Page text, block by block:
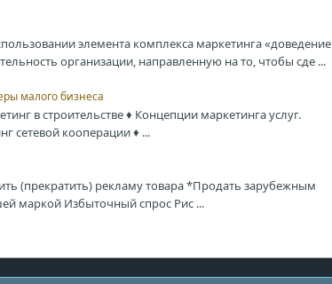
элемента комплекса маркетинга «доведение
организации, направленную на то, чтобы сде ...
малого бизнеса
в строительстве ♦ Концепции маркетинга услуг.
сетевой кооперации ♦ ...
(прекратить) рекламу товара *Продать зарубежным
маркой Избыточный спрос Рис ...